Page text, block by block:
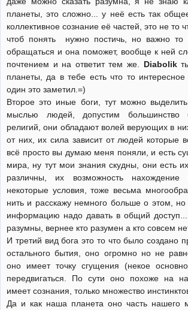
планеты, это сложно... у неё есть так
коллективное сознание её частей, это не то
чтоб понять нужно постичь, но важно
обращаться и она поможет, вообще к ней
почтением и на ответит тем же. Diabolik
планеты, да в тебе есть что то
один это заметил.=)
Второе это иные боги, тут можно
мыслью людей, допустим большинство
религий, они обладают волей верующих в
от них, их сила зависит от людей которые
всё просто вы думаю меня поняли, и есть
мира, ну тут мои знания скудны, они есть
различны, их возможность
некоторые условия, тоже весьма
нить и расскажу немного больше о этом,
информацию надо давать в общий
разумны, вернее кто разумен а кто совсем
И третий вид бога это то что было создано
остального бытия, оно огромно но не
оно имеет точку сгущения (некое
передвигаться. По сути оно похоже на
имеет сознания, только множество
Да и как наша планета оно часть нашего